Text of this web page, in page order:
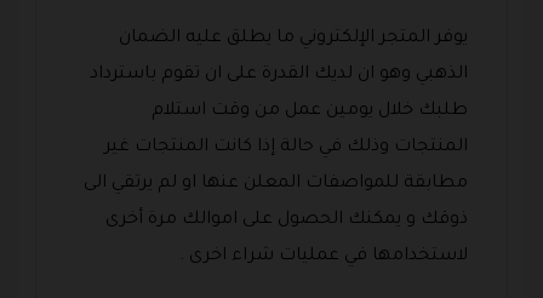
يوفر المتجر الإلكتروني ما يطلق عليه الضمان
الذهبي وهو ان لديك القدرة على ان تقوم باسترداد
طلبك خلال يومين عمل من وقت استلام
المنتجات وذلك في حالة إذا كانت المنتجات غير
مطابقة للمواصفات المعلن عنها او لم يرتقي الى
ذوقك و يمكنك الحصول على اموالك مرة أخرى
لاستخدامها في عمليات شراء اخرى .